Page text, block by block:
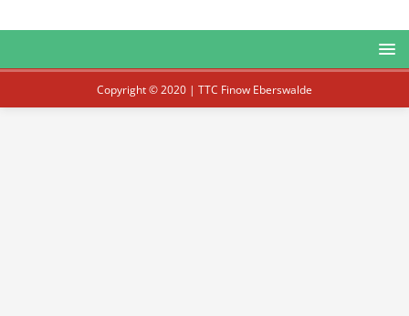
Copyright © 2020 | TTC Finow Eberswalde